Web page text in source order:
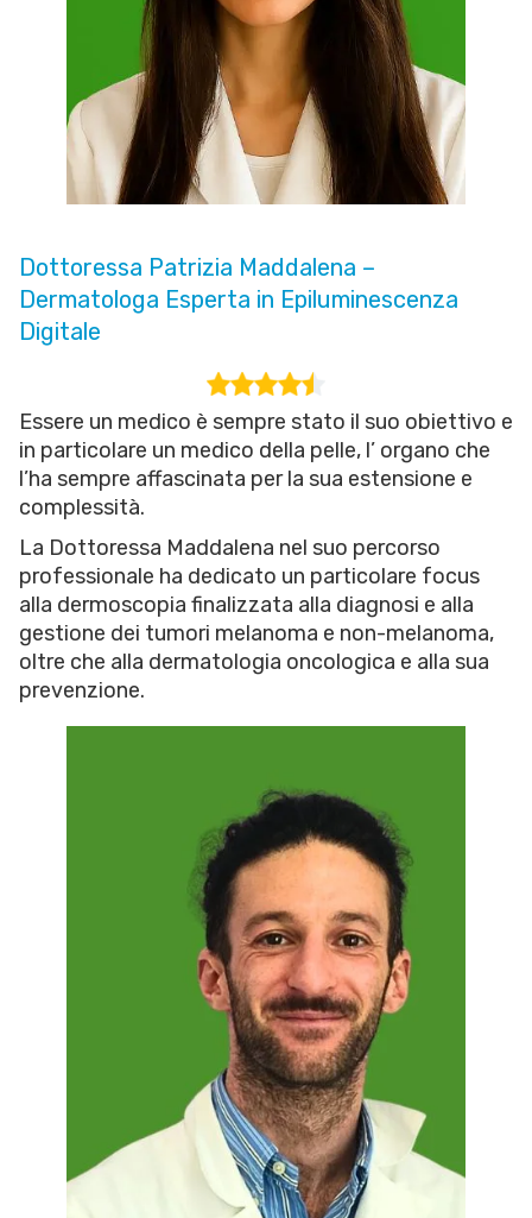
Dottoressa Patrizia Maddalena –
Dermatologa Esperta in Epiluminescenza
Digitale
Essere un medico è sempre stato il suo obiettivo e
in particolare un medico della pelle, l’ organo che
l’ha sempre affascinata per la sua estensione e
complessità.
La Dottoressa Maddalena nel suo percorso
professionale ha dedicato un particolare focus
alla dermoscopia finalizzata alla diagnosi e alla
gestione dei tumori melanoma e non-melanoma,
oltre che alla dermatologia oncologica e alla sua
prevenzione.